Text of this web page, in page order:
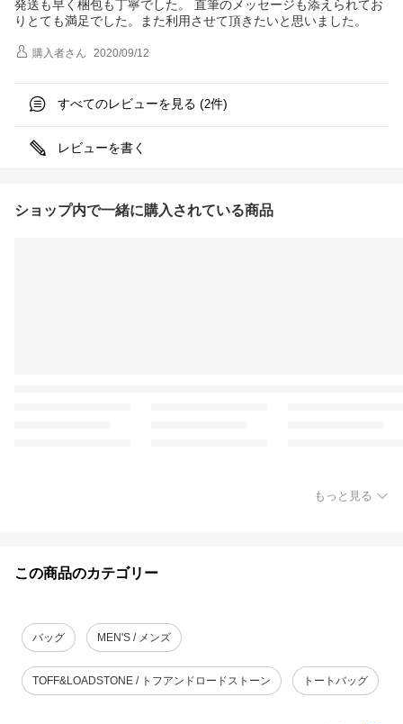
発送も早く梱包も丁寧でした。 直筆のメッセージも添えられてお
りとても満足でした。また利用させて頂きたいと思いました。
購入者さん 2020/09/12
すべてのレビューを見る (2件)
レビューを書く
ショップ内で一緒に購入されている商品
もっと見る
この商品のカテゴリー
バッグ MEN'S / メンズ
TOFF&LOADSTONE / トフアンドロードストーン トートバッグ